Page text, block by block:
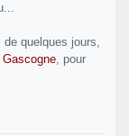
de quelques jours,
Gascogne, pour